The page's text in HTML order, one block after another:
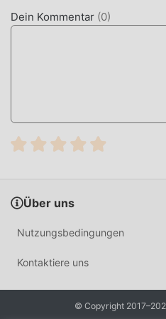
EINZIGARTIGES
Myth nur das Anfänger-
ganz einfach mit dem
Freude genießen können, die
aufgebaut, die es Ihnen
und zu teilen, worauf Sie
anzuschließen und das zu
SCHÖNER
Dein Kommentar (0)
Über uns
Nutzungsbedingungen
Kontaktiere uns
© Copyright